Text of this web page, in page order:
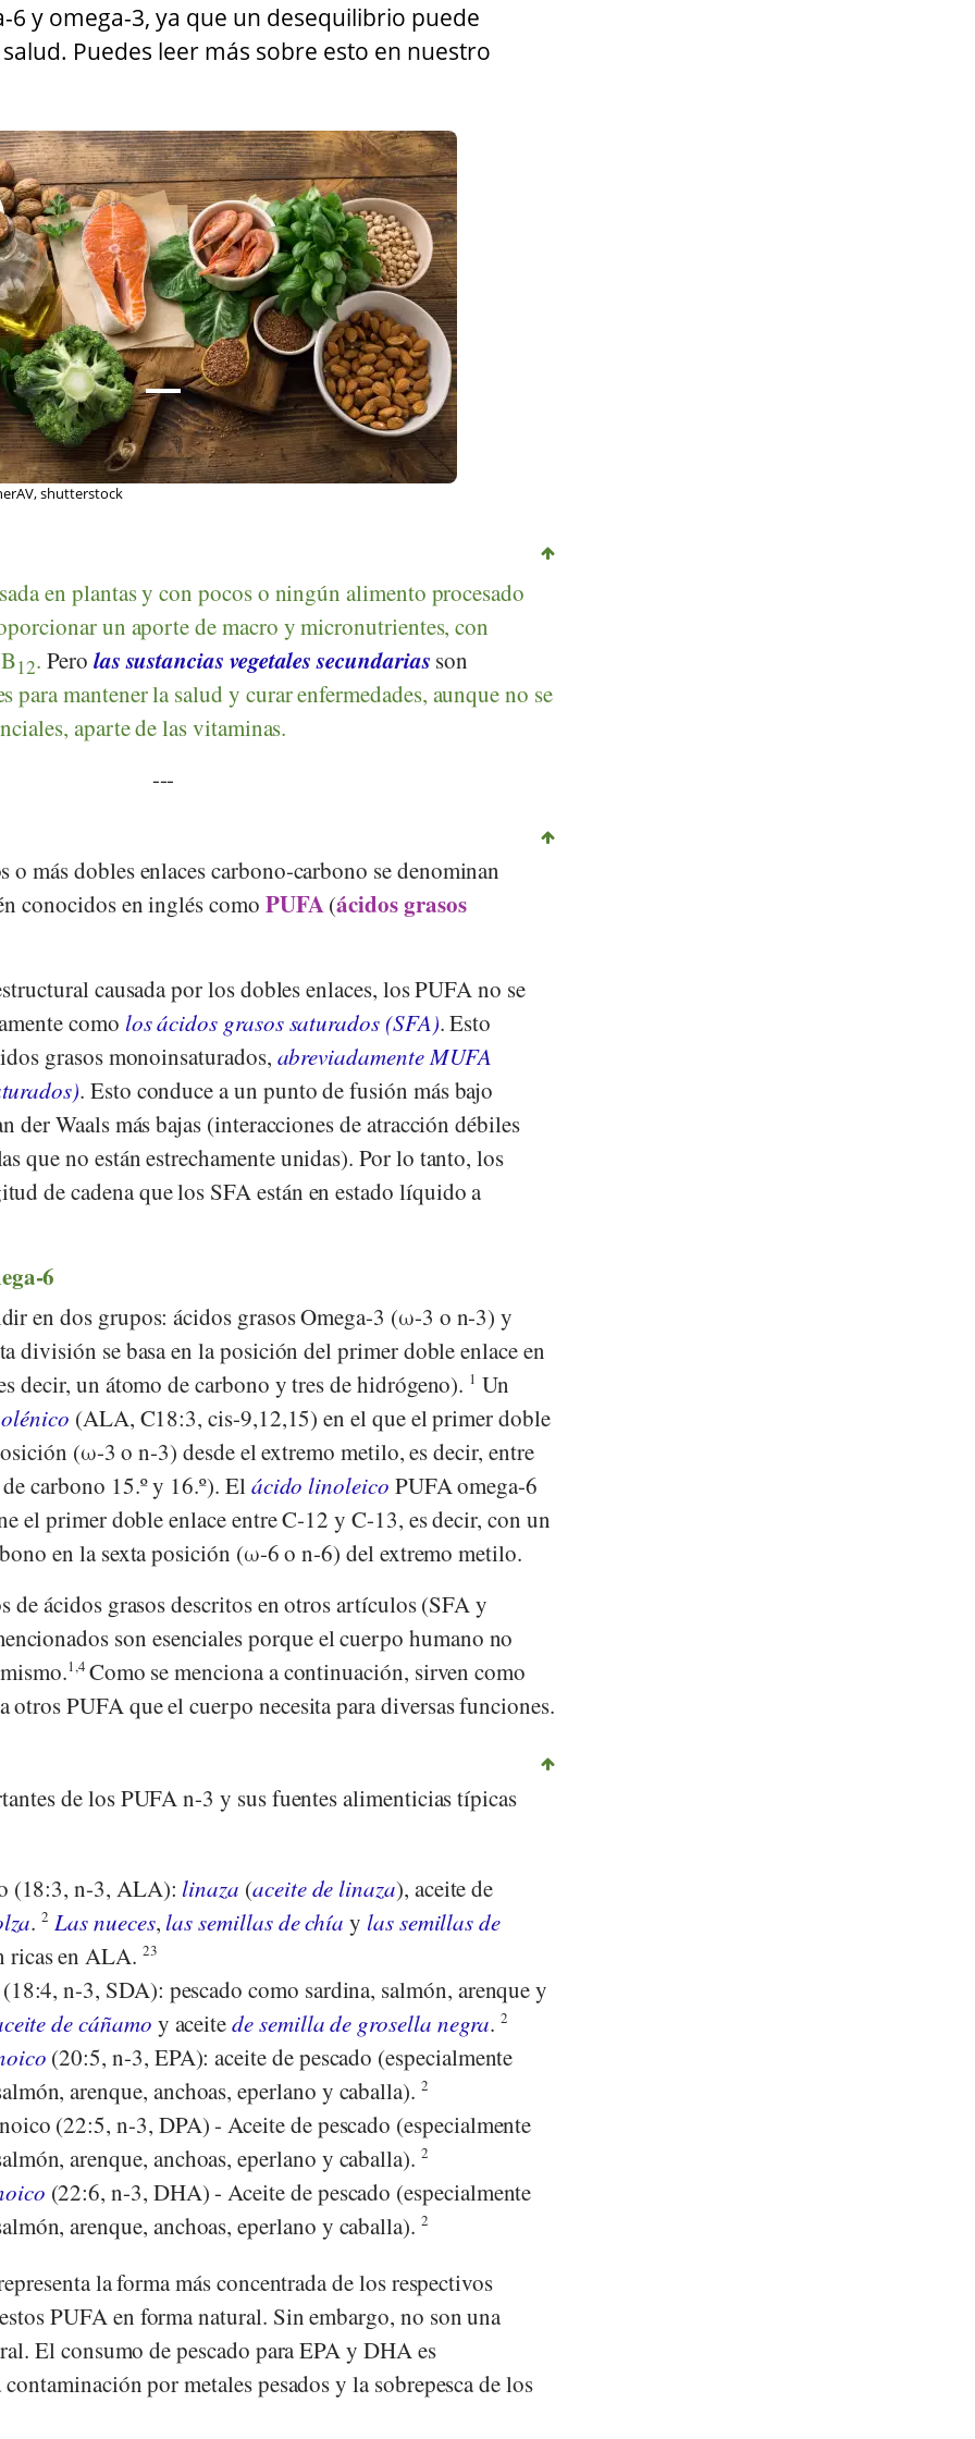
y omega-3, ya que un desequilibrio puede
Puedes leer más sobre esto en nuestro
shutterstock
en plantas y con pocos o ningún alimento procesado
un aporte de macro y micronutrientes, con
12. Pero las sustancias vegetales secundarias son
para mantener la salud y curar enfermedades, aunque no se
aparte de las vitaminas.
---
o más dobles enlaces carbono-carbono se denominan
conocidos en inglés como PUFA(ácidos grasos
causada por los dobles enlaces, los PUFA no se
como los ácidos grasos saturados (SFA). Esto
grasos monoinsaturados, abreviadamente MUFA
. Esto conduce a un punto de fusión más bajo
der Waals más bajas (interacciones de atracción débiles
que no están estrechamente unidas). Por lo tanto, los
de cadena que los SFA están en estado líquido a
6
en dos grupos: ácidos grasos Omega-3 (ω-3 o n-3) y
división se basa en la posición del primer doble enlace en
decir, un átomo de carbono y tres de hidrógeno). 1 Un
(ALA, C18:3, cis-9,12,15) en el que el primer doble
(ω-3 o n-3) desde el extremo metilo, es decir, entre
carbono 15.º y 16.º). Elácido linoleico PUFA omega-6
el primer doble enlace entre C-12 y C-13, es decir, con un
en la sexta posición (ω-6 o n-6) del extremo metilo.
de ácidos grasos descritos en otros artículos (SFA y
son esenciales porque el cuerpo humano no
1,4 Como se menciona a continuación, sirven como
otros PUFA que el cuerpo necesita para diversas funciones.
de los PUFA n-3 y sus fuentes alimenticias típicas
(18:3, n-3, ALA): linaza (aceite de linaza), aceite de
.2 Las nueces, las semillas de chía y las semillas de
ricas en ALA. 23
n-3, SDA): pescado como sardina, salmón, arenque y
de cáñamo y aceitede semilla de grosella negra.2
(20:5, n-3, EPA): aceite de pescado (especialmente
arenque, anchoas, eperlano y caballa). 2
(22:5, n-3, DPA) - Aceite de pescado (especialmente
arenque, anchoas, eperlano y caballa). 2
(22:6, n-3, DHA) - Aceite de pescado (especialmente
arenque, anchoas, eperlano y caballa). 2
la forma más concentrada de los respectivos
PUFA en forma natural. Sin embargo, no son una
El consumo de pescado para EPA y DHA es
por metales pesados y la sobrepesca de los